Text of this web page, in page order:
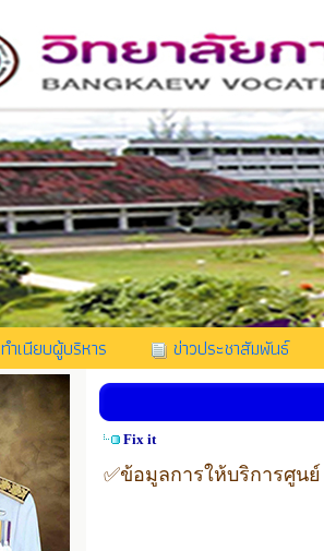
ทำเนียบผู้บริหาร ข่าวประชาสัมพันธ์
Fix it
✅ข้อมูลการให้บริการศูนย์